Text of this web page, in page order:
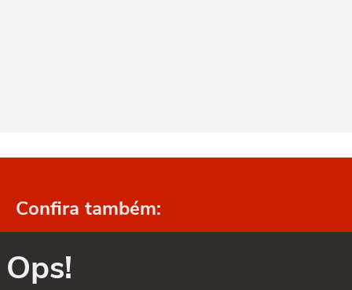
Confira também:
Ops!